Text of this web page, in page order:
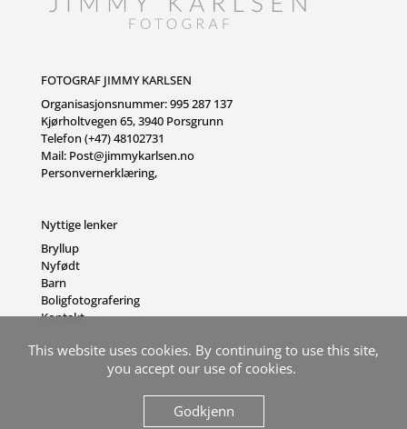
FOTOGRAF JIMMY KARLSEN
Organisasjonsnummer: 995 287 137
Kjørholtvegen 65, 3940 Porsgrunn
Telefon (+47) 48102731
Mail: Post@jimmykarlsen.no
Personvernerklæring,
Nyttige lenker
Bryllup
Nyfødt
Barn
Boligfotografering
Kontakt
This website uses cookies. By continuing to use this site,
you accept our use of cookies.
Godkjenn